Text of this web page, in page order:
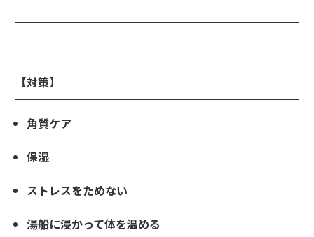
【対策】
角質ケア
保湿
ストレスをためない
湯船に浸かって体を温める